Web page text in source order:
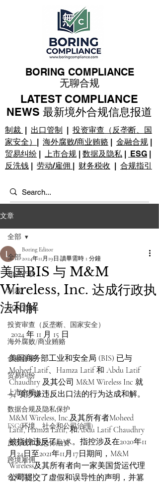
制裁 | 出口管制 | 投资审查（反垄断、国
家安全） | 海外腐败/商业贿赂 | 金融合规 |
贸易纠纷 | 上市合规 | 数据及隐私 | ESG |
反洗钱 | 劳动/雇佣 | 财务税收 | 合规指引
BORING COMPLIANCE
无聊合规
LATEST COMPLIANCE
NEWS 最新境外合规信息报道
文章
全部
知识产权
制裁
出口管制
投资审查（反垄断、国家安全）
海外腐败/商业贿赂
金融合规
贸易纠纷
上市合规
数据合规及隐私保护
ESG(环境、社会和公司治理)
反洗钱和反恐怖融资
跨境雇佣
合规指引
全部
美国BIS 与 M&M
Wireless, Inc. 达成行政执
法和解
Boring Editor
2024年11月19日 讀畢需時 1 分鐘
2024 年 11 月 15 日
美国商务部工业和安全局 (BIS) 已与
Moheef Latif、Hamza Latif 和 A​​bdu Latif
Chaudhry 及其公司 M&M Wireless Inc 就
94 项涉嫌违反出口法的行为达成和解。
M&M Wireless, Inc.及其所有者Moheed
Latif, Hamza Latif, 和Abdu Latif Chaudhry
被指控违反了EAR。指控涉及在2020年11
月24日至2021年11月17日期间，M&M
Wireless及其所有者向一家美国货运代理
公司提交了虚假和误导性的声明，并篡